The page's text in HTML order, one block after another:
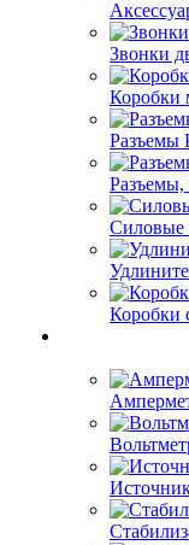
Звонки
Коробки
Разъемы
Разъемы,
Силовые
Коробки